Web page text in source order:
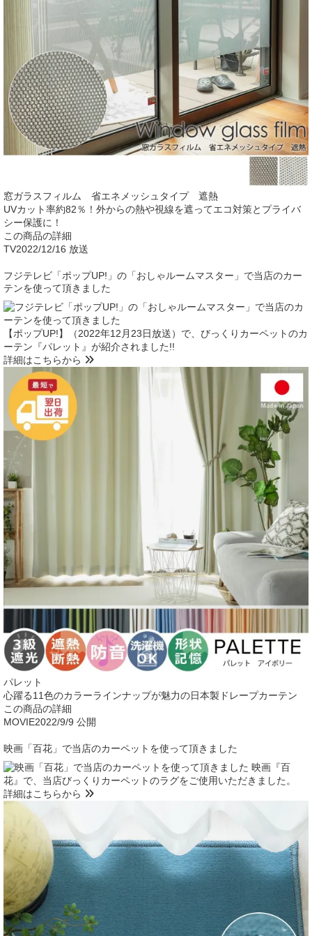
窓ガラスフィルム 省エネメッシュタイプ 遮熱
UVカット率約82％！外からの熱や視線を遮ってエコ対策とプライバ
シー保護に！
この商品の詳細
TV2022/12/16 放送
フジテレビ「ポップUP!」の「おしゃルームマスター」で当店のカー
テンを使って頂きました
【ポップUP!】（2022年12月23日放送）で、びっくりカーペットのカ
ーテン『パレット』が紹介されました!!
詳細はこちらから
パレット
心躍る11色のカラーラインナップが魅力の日本製ドレープカーテン
この商品の詳細
MOVIE2022/9/9 公開
映画「百花」で当店のカーペットを使って頂きました
映画『百
花』で、当店びっくりカーペットのラグをご使用いただきました。
詳細はこちらから